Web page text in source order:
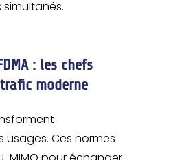
: les chefs
moderne
Ces normes